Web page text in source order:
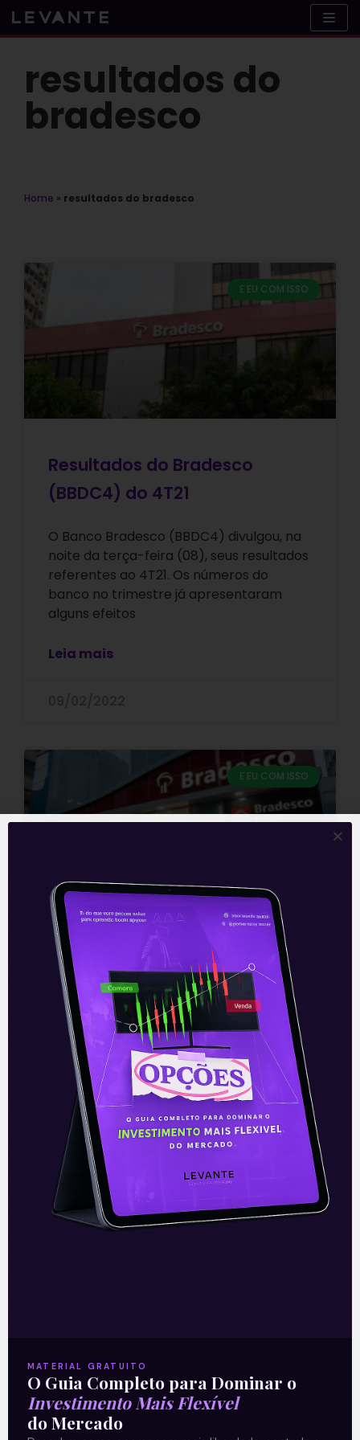
Skip
to
resultados do
bradesco
Home » resultados do bradesco
E EU COM ISSO
Resultados do Bradesco
(BBDC4) do 4T21
O Banco Bradesco (BBDC4) divulgou, na
noite da terça-feira (08), seus resultados
referentes ao 4T21. Os números do
banco no trimestre já apresentaram
alguns efeitos
Leia mais
E EU COM ISSO
Resultados do Bradesco
(BBDC4) do 3T21
O Banco Bradesco (BBDC4) divulgou na
noite desta quinta-feira (4) seu resultado
do 3T21. O resultado do banco no
trimestre foi sólido, apresentando
números um
Leia mais
05/11/2021
MATERIAL GRATUITO
O Guia Completo para Dominar o
Investimento Mais Flexível
do Mercado